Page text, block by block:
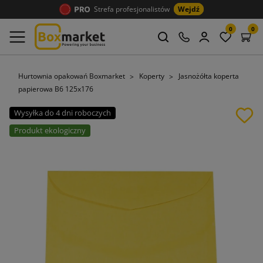
Strefa profesjonalistów Wejdź
0 0
Hurtownia opakowań Boxmarket Koperty
Jasnożółta koperta
papierowa B6 125x176
Wysyłka do 4 dni roboczych
Produkt ekologiczny